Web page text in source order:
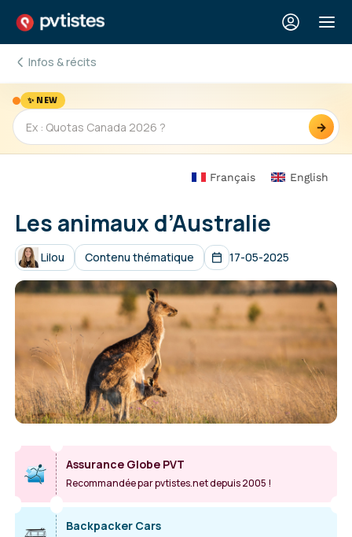
Infos & récits
✨ NEW
→
Français English
Les animaux d’Australie
Lilou Contenu thématique 17-05-2025
Assurance Globe PVT
Recommandée par pvtistes.net depuis 2005 !
Backpacker Cars